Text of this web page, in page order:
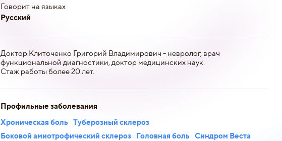
Говорит на языках
Русский
Доктор Клиточенко Григорий Владимирович - невролог, врач
функциональной диагностики, доктор медицинских наук.
Стаж работы более 20 лет.
Профильные заболевания
Хроническая боль Туберозный склероз
Боковой амиотрофический склероз Головная боль Синдром Веста